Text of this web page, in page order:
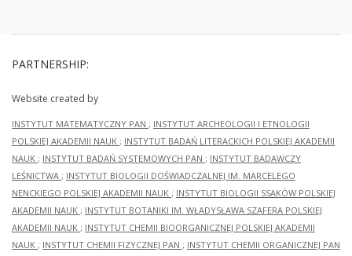
PARTNERSHIP:
Website created by
INSTYTUT MATEMATYCZNY PAN ; INSTYTUT ARCHEOLOGII I ETNOLOGII
POLSKIEJ AKADEMII NAUK ; INSTYTUT BADAŃ LITERACKICH POLSKIEJ AKADEMII
NAUK ; INSTYTUT BADAŃ SYSTEMOWYCH PAN ; INSTYTUT BADAWCZY
LEŚNICTWA ; INSTYTUT BIOLOGII DOŚWIADCZALNEJ IM. MARCELEGO
NENCKIEGO POLSKIEJ AKADEMII NAUK ; INSTYTUT BIOLOGII SSAKÓW POLSKIEJ
AKADEMII NAUK ; INSTYTUT BOTANIKI IM. WŁADYSŁAWA SZAFERA POLSKIEJ
AKADEMII NAUK ; INSTYTUT CHEMII BIOORGANICZNEJ POLSKIEJ AKADEMII
NAUK ; INSTYTUT CHEMII FIZYCZNEJ PAN ; INSTYTUT CHEMII ORGANICZNEJ PAN